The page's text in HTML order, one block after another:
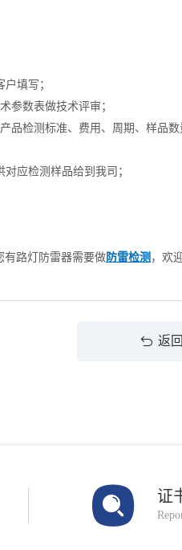
填写；
参数表做技术评审；
品检测标准、费用、周期、样品数
应检测样品给到我司；
有路灯防雷器需要做防雷检测 ，欢
返回
证